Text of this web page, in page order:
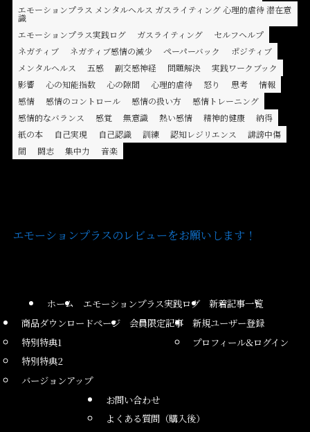
エモーションプラス メンタルヘルス ガスライティング 心理的虐待 潜在意
識
エモーションプラス実践ログ
ガスライティング
セルフヘルプ
ネガティブ
ネガティブ感情の減少 ペーパーバック
ポジティブ
メンタルヘルス
五感 副交感神経 問題解決
実践ワークブック
影響
心の知能指数 心の隙間 心理的虐待 怒り 思考
情報
感情
感情のコントロール 感情の扱い方
感情トレーニング
感情的なバランス
感覚 無意識 熱い感情 精神的健康
納得
紙の本
自己実現 自己認識 訓練 認知レジリエンス
誹謗中傷
間
闘志 集中力 音楽
エモーションプラスのレビューをお願いします！
ホーム エモーションプラス実践ログ
新着記事一覧
商品ダウンロードページ
特別特典1
特別特典2
バージョンアップ
会員限定記事
新規ユーザー登録
プロフィール&ログイン
お問い合わせ
よくある質問（購入後）